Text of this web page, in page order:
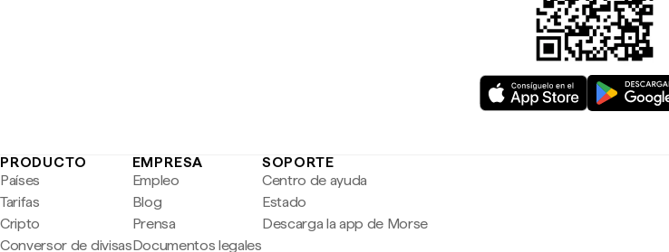
PRODUCTO
Países
Tarifas
Cripto
Conversor de divisas
EMPRESA
Empleo
Blog
Prensa
Documentos legales
SOPORTE
Centro de ayuda
Estado
Descarga la app de Morse